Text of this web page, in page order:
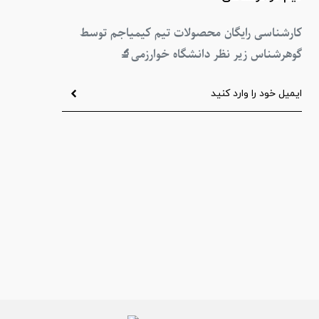
کارشناسی رایگان محصولات تیم کیمیاجم توسط
گوهرشناس زیر نظر دانشگاه خوارزمی🔬